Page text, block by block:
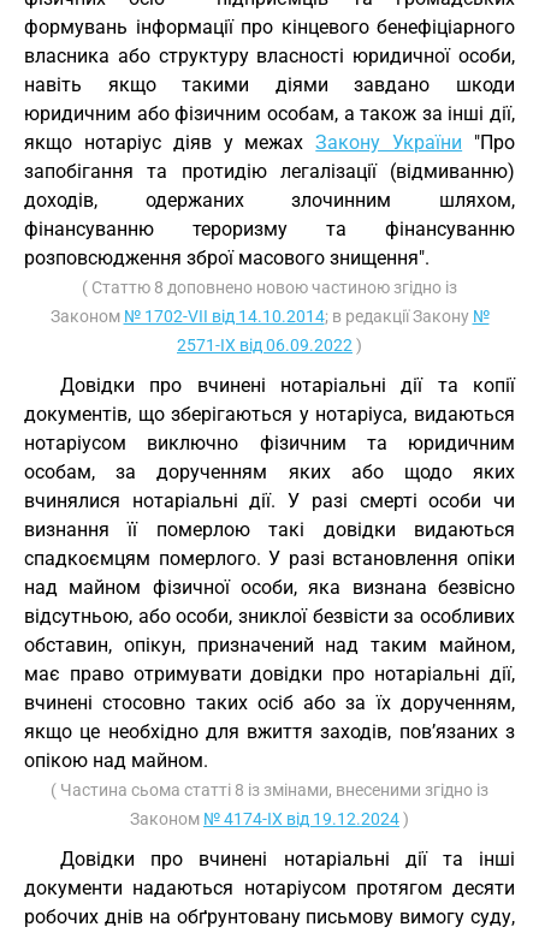
формувань інформації про кінцевого бенефіціарного
власника або структуру власності юридичної особи,
навіть якщо такими діями завдано шкоди
юридичним або фізичним особам, а також за інші дії,
якщо нотаріус діяв у межахЗакону України "Про
запобігання та протидію легалізації (відмиванню)
доходів, одержаних злочинним шляхом,
фінансуванню тероризму та фінансуванню
розповсюдження зброї масового знищення".
( Статтю 8 доповнено новою частиною згідно із
Законом № 1702-VII від 14.10.2014; в редакції Закону №
2571-IX від 06.09.2022 )
Довідки про вчинені нотаріальні дії та копії
документів, що зберігаються у нотаріуса, видаються
нотаріусом виключно фізичним та юридичним
особам, за дорученням яких або щодо яких
вчинялися нотаріальні дії. У разі смерті особи чи
визнання її померлою такі довідки видаються
спадкоємцям померлого. У разі встановлення опіки
над майном фізичної особи, яка визнана безвісно
відсутньою, або особи, зниклої безвісти за особливих
обставин, опікун, призначений над таким майном,
має право отримувати довідки про нотаріальні дії,
вчинені стосовно таких осіб або за їх дорученням,
якщо це необхідно для вжиття заходів, пов’язаних з
опікою над майном.
( Частина сьома статті 8 із змінами, внесеними згідно із
Законом № 4174-IX від 19.12.2024)
Довідки про вчинені нотаріальні дії та інші
документи надаються нотаріусом протягом десяти
робочих днів на обґрунтовану письмову вимогу суду,